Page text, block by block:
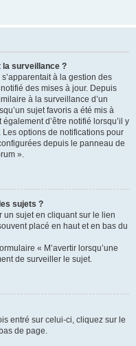
la surveillance ?
à la gestion des
des mises à jour. Depuis
à la surveillance d’un
sujet favoris a été mis à
d’être notifié lorsqu’il y
options de notifications pour
depuis le panneau de
».
sujets ?
un sujet en cliquant sur le lien
placé en haut et en bas du
« M’avertir lorsqu’une
de surveiller le sujet.
entré sur celui-ci, cliquez sur le
de page.